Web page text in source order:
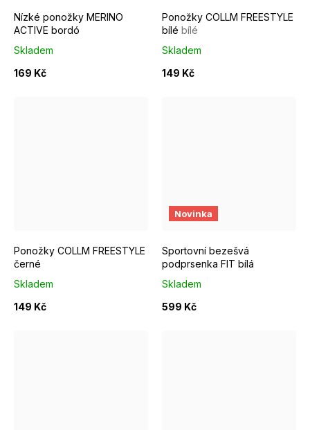
Nízké ponožky MERINO
ACTIVE bordó
Skladem
169 Kč
Ponožky COLLM FREESTYLE
bílé bílé
Skladem
149 Kč
Ponožky COLLM FREESTYLE
černé
Skladem
149 Kč
EUR 43 - 46
Novinka
Sportovní bezešvá
podprsenka FIT bílá
Skladem
599 Kč
M L